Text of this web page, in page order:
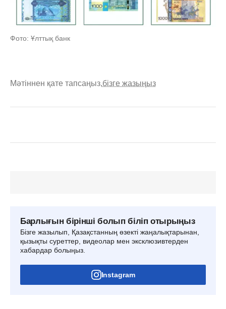
Фото: Ұлттық банк
Мәтіннен қате тапсаңыз,бізге жазыңыз
Барлығын бірінші болып біліп отырыңыз
Бізге жазылып, Қазақстанның өзекті жаңалықтарынан,
қызықты суреттер, видеолар мен эксклюзивтерден
хабардар болыңыз.
Instagram